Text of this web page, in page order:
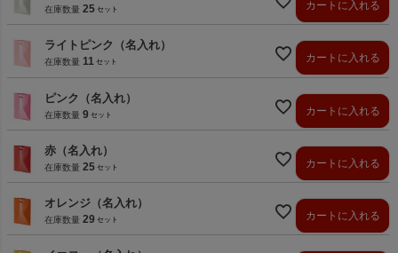
在庫数量 25 カートに入れる
ライトピンク（名入れ）
在庫数量 11 カートに入れる
ピンク（名入れ）
在庫数量 9 カートに入れる
赤（名入れ）
在庫数量 25 カートに入れる
オレンジ（名入れ）
在庫数量 29 カートに入れる